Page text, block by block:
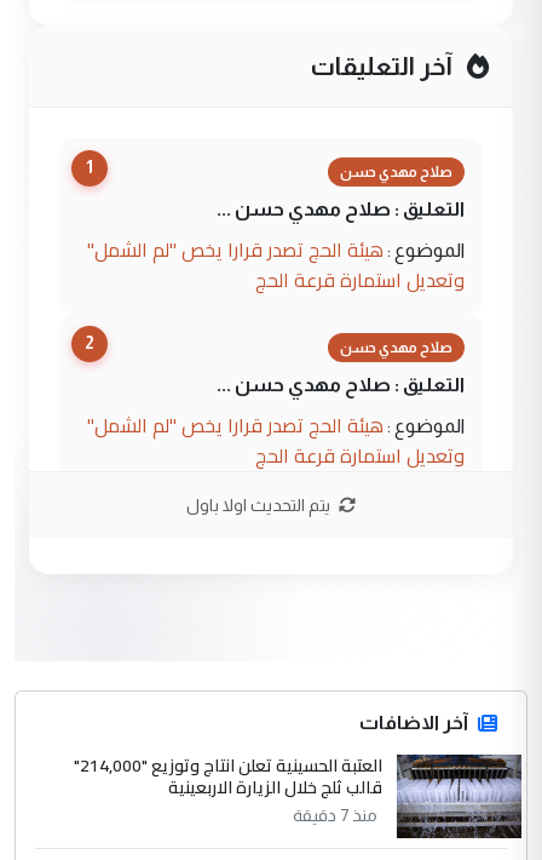
آخر التعليقات
1 صلاح مهدي حسن
التعليق : صلاح مهدي حسن ...
الموضوع : هيئة الحج تصدر قرارا يخص "لم الشمل"
وتعديل استمارة قرعة الحج
2 صلاح مهدي حسن
التعليق : صلاح مهدي حسن ...
الموضوع : هيئة الحج تصدر قرارا يخص "لم الشمل"
وتعديل استمارة قرعة الحج
المشترك لا تستهدف أية دولة ومفتوحة لانضمام
الدول الشقيقة
4 يوسف غزوان عصمت
التعليق : بكالوريوس فيزياء طبية متزوج و
زوجتي أيضا بكالوريوس سكني بغداد أرغب في
يتم التحديث اولا باول
آخر الاضافات
العتبة الحسينية تعلن انتاج وتوزيع "214,000"
قالب ثلج خلال الزيارة الاربعينية
منذ 7 دقيقة